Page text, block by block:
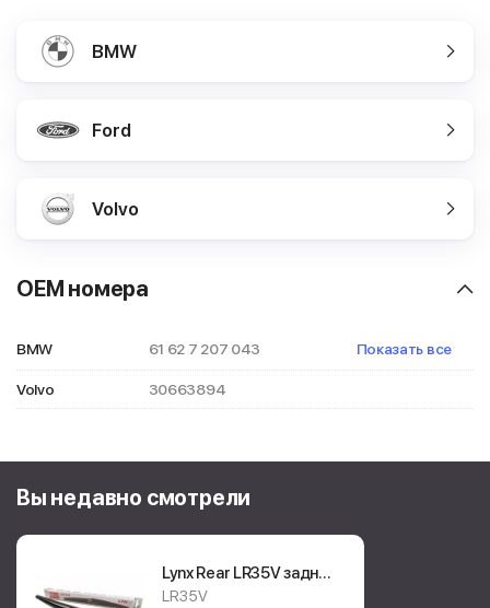
BMW
Ford
Volvo
OEM номера
BMW
61 62 7 207 043
61 62 7 355 823
Показать все
Volvo 30663894
Вы недавно смотрели
Lynx Rear LR35Vзадний
дворник
LR35V